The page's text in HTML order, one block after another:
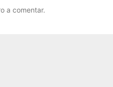
a comentar.